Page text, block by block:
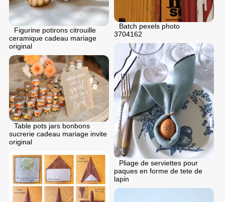
Batch pexels photo
3704162
Figurine potirons citrouille
ceramique cadeau mariage
original
Pliage de serviettes pour
paques en forme de tete de
lapin
Table pots jars bonbons
sucrerie cadeau mariage invite
original